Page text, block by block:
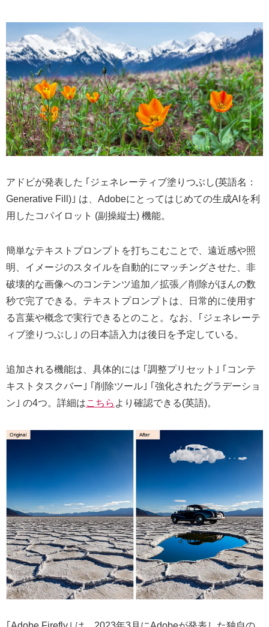
アドビが発表した ｢ジェネレーティブ塗りつぶし(英語名：
Generative Fill)｣ は、Adobeにとってはじめての生成AIを利
用したコパイロット (副操縦士) 機能。
簡単なテキストプロンプトを打ちこむことで、遠近感や照
明、イメージのスタイルを自動的にマッチングさせた、非
破壊的な画像へのコンテンツ追加／拡張／削除がほんの数
秒で完了できる。テキストプロンプトは、日常的に使用す
る言葉や概念で実行できるとのこと。なお、｢ジェネレーテ
ィブ塗りつぶし｣ の日本語入力は後日を予定している。
追加される機能は、具体的には ｢調整プリセット｣ ｢コンテ
キストタスクバー｣ ｢削除ツール｣ ｢強化されたグラデーショ
ン｣ の4つ。詳細はこちら より確認できる(英語)。